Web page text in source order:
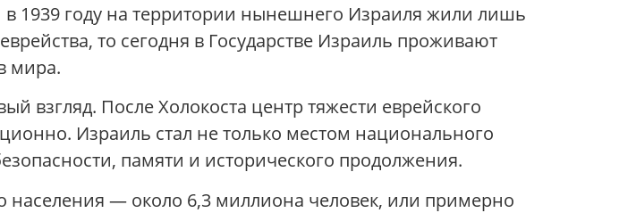
1939 году на территории нынешнего Израиля жили лишь
то сегодня в Государстве Израиль проживают
мира.
взгляд. После Холокоста центр тяжести еврейского
Израиль стал не только местом национального
памяти и исторического продолжения.
— около 6,3 миллиона человек, или примерно